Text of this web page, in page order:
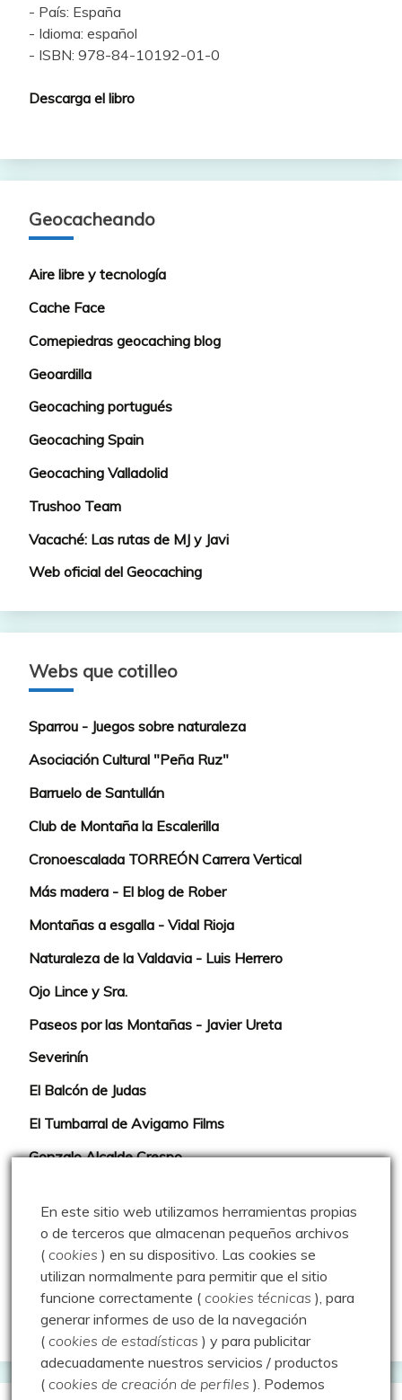
- País: España
- Idioma: español
- ISBN: 978-84-10192-01-0
Descarga el libro
Geocacheando
Aire libre y tecnología
Cache Face
Comepiedras geocaching blog
Geoardilla
Geocaching portugués
Geocaching Spain
Geocaching Valladolid
Trushoo Team
Vacaché: Las rutas de MJ y Javi
Web oficial del Geocaching
Webs que cotilleo
Sparrou - Juegos sobre naturaleza
Asociación Cultural "Peña Ruz"
Barruelo de Santullán
Club de Montaña la Escalerilla
Cronoescalada TORREÓN Carrera Vertical
Más madera - El blog de Rober
Montañas a esgalla - Vidal Rioja
Naturaleza de la Valdavia - Luis Herrero
Ojo Lince y Sra.
Paseos por las Montañas - Javier Ureta
Severinín
El Balcón de Judas
El Tumbarral de Avigamo Films
Gonzalo Alcalde Crespo
Montaña en libertad
Rutas y excursiones con niños
Valdeolea. Río Camesa, la vía azul
Aprendiz de sueños
En este sitio web utilizamos herramientas propias
o de terceros que almacenan pequeños archivos
(cookies ) en su dispositivo. Las cookies se
utilizan normalmente para permitir que el sitio
funcione correctamente (cookies técnicas ), para
generar informes de uso de la navegación
(cookies de estadísticas ) y para publicitar
adecuadamente nuestros servicios / productos
(cookies de creación de perfiles ). Podemos